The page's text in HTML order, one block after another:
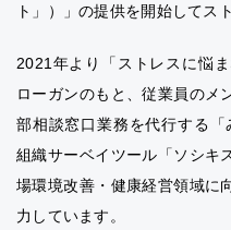
ト」）」の提供を開始してス
2021年より「ストレスに悩
ローガンのもと、従業員のメ
部相談窓口業務を代行する
組織サーベイツール「ソシキ
場環境改善・健康経営領域に
力しています。